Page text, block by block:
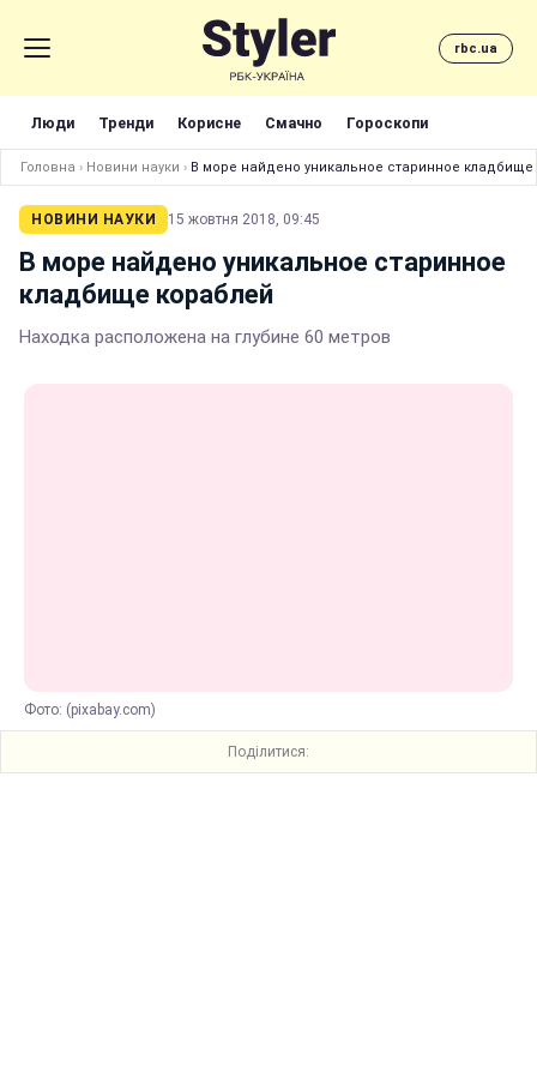
rbc.ua
Люди Тренди Корисне Смачно Гороскопи
Головна › Новини науки › В море найдено уникальное старинное кладбище
НОВИНИ НАУКИ 15 жовтня 2018, 09:45
В море найдено уникальное старинное
кладбище кораблей
Находка расположена на глубине 60 метров
Фото: (pixabay.com)
Поділитися: